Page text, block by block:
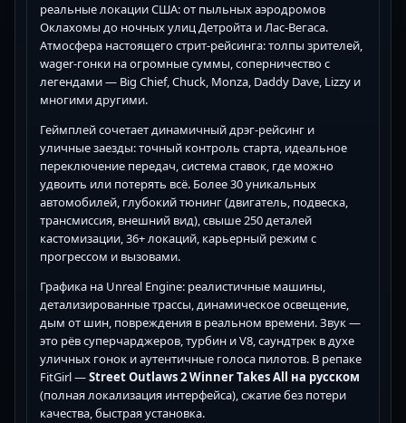
реальные локации США: от пыльных аэродромов
Оклахомы до ночных улиц Детройта и Лас-Вегаса.
Атмосфера настоящего стрит-рейсинга: толпы зрителей,
wager-гонки на огромные суммы, соперничество с
легендами — Big Chief, Chuck, Monza, Daddy Dave, Lizzy и
многими другими.
Геймплей сочетает динамичный дрэг-рейсинг и
уличные заезды: точный контроль старта, идеальное
переключение передач, система ставок, где можно
удвоить или потерять всё. Более 30 уникальных
автомобилей, глубокий тюнинг (двигатель, подвеска,
трансмиссия, внешний вид), свыше 250 деталей
кастомизации, 36+ локаций, карьерный режим с
прогрессом и вызовами.
Графика на Unreal Engine: реалистичные машины,
детализированные трассы, динамическое освещение,
дым от шин, повреждения в реальном времени. Звук —
это рёв суперчарджеров, турбин и V8, саундтрек в духе
уличных гонок и аутентичные голоса пилотов. В репаке
FitGirl —Street Outlaws 2 Winner Takes All на русском
(полная локализация интерфейса), сжатие без потери
качества, быстрая установка.